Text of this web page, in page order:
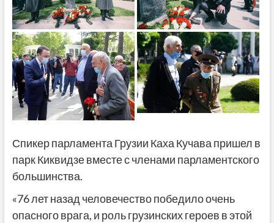
Спикер парламента Грузии Каха Кучава пришел в
парк Киквидзе вместе с членами парламентского
большинства.
«76 лет назад человечество победило очень
опасного врага, и роль грузинских героев в этой